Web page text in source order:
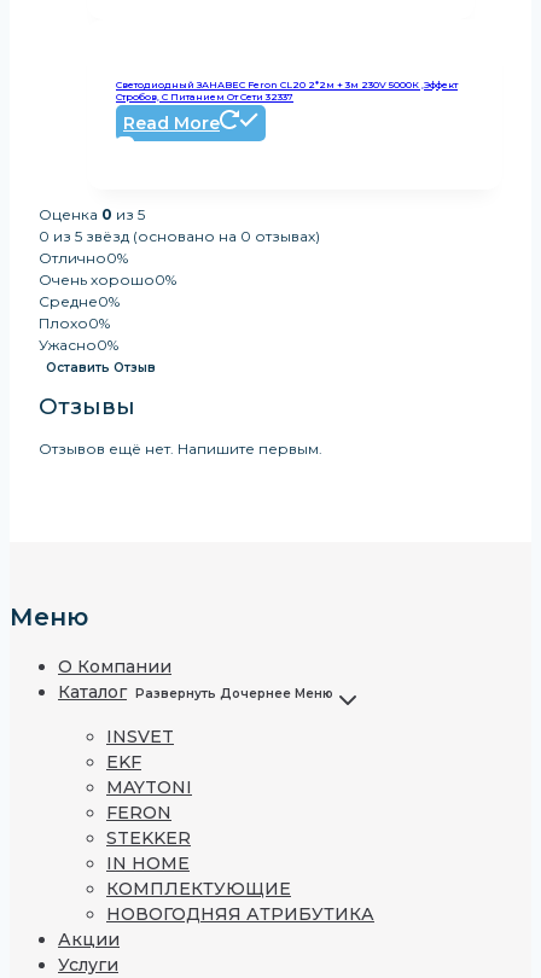
Светодиодный ЗАНАВЕС Feron CL20 2*2м + 3м 230V 5000К ,эффект
Стробов, C Питанием От Сети 32337
Read More
Оценка 0 из 5
0 из 5 звёзд (основано на 0 отзывах)
Отлично0%
Очень хорошо0%
Средне0%
Плохо0%
Ужасно0%
Оставить Отзыв
Отзывы
Отзывов ещё нет. Напишите первым.
Меню
О Компании
Каталог
Развернуть Дочернее Меню
INSVET
EKF
MAYTONI
FERON
STEKKER
IN HOME
КОМПЛЕКТУЮЩИЕ
НОВОГОДНЯЯ АТРИБУТИКА
Акции
Услуги